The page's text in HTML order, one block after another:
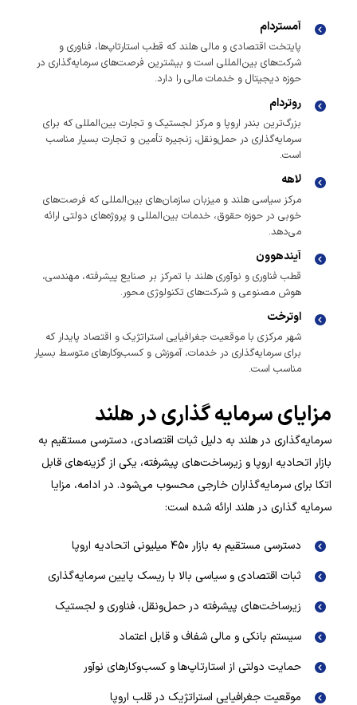
آمستردام
پایتخت اقتصادی و مالی هلند که قطب استارتاپ‌ها، فناوری و
شرکت‌های بین‌المللی است و بیشترین فرصت‌های سرمایه‌گذاری در
حوزه دیجیتال و خدمات مالی را دارد.
روتردام
بزرگ‌ترین بندر اروپا و مرکز لجستیک و تجارت بین‌المللی که برای
سرمایه‌گذاری در حمل‌ونقل، زنجیره تأمین و تجارت بسیار مناسب
است.
لاهه
مرکز سیاسی هلند و میزبان سازمان‌های بین‌المللی که فرصت‌های
خوبی در حوزه حقوق، خدمات بین‌المللی و پروژه‌های دولتی ارائه
می‌دهد.
آیندهوون
قطب فناوری و نوآوری هلند با تمرکز بر صنایع پیشرفته، مهندسی،
هوش مصنوعی و شرکت‌های تکنولوژی محور.
اوترخت
شهر مرکزی با موقعیت جغرافیایی استراتژیک و اقتصاد پایدار که
برای سرمایه‌گذاری در خدمات، آموزش و کسب‌وکارهای متوسط بسیار
مناسب است.
مزایای سرمایه گذاری در هلند
سرمایه‌گذاری در هلند به دلیل ثبات اقتصادی، دسترسی مستقیم به
بازار اتحادیه اروپا و زیرساخت‌های پیشرفته، یکی از گزینه‌های قابل
اتکا برای سرمایه‌گذاران خارجی محسوب می‌شود. در ادامه، مزایا
سرمایه گذاری در هلند ارائه شده است:
دسترسی مستقیم به بازار ۴۵۰ میلیونی اتحادیه اروپا
ثبات اقتصادی و سیاسی بالا با ریسک پایین سرمایه‌گذاری
زیرساخت‌های پیشرفته در حمل‌ونقل، فناوری و لجستیک
سیستم بانکی و مالی شفاف و قابل اعتماد
حمایت دولتی از استارتاپ‌ها و کسب‌وکارهای نوآور
موقعیت جغرافیایی استراتژیک در قلب اروپا